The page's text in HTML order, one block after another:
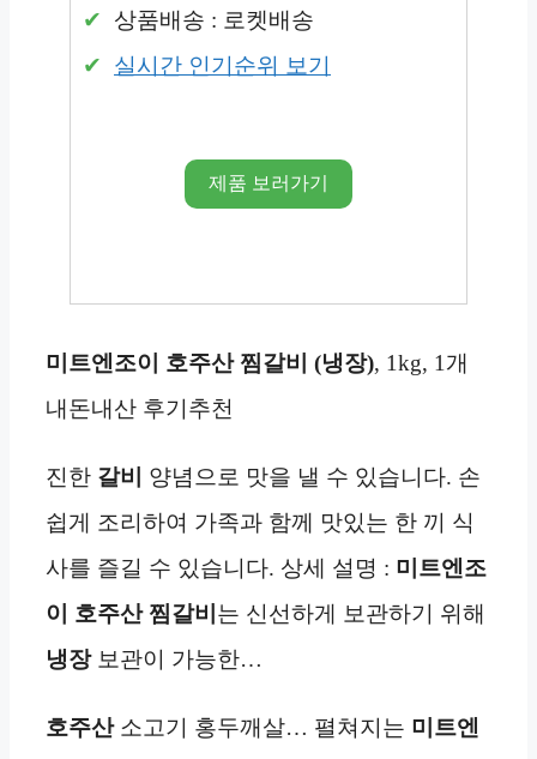
상품배송 : 로켓배송
실시간 인기순위 보기
제품 보러가기
미트엔조이 호주산 찜갈비 (냉장), 1kg, 1개
내돈내산 후기추천
진한 갈비
양념으로 맛을 낼 수 있습니다. 손
쉽게 조리하여 가족과 함께 맛있는 한 끼 식
사를 즐길 수 있습니다. 상세 설명 : 미트엔조
이 호주산 찜갈비 는 신선하게 보관하기 위해
냉장보관이 가능한…
호주산소고기 홍두깨살… 펼쳐지는 미트엔